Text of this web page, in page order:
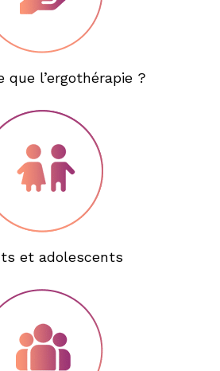
que l’ergothérapie ?
et adolescents